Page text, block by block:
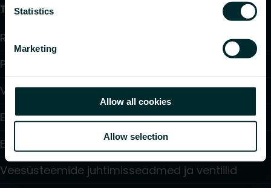
Statistics
Marketing
Allow all cookies
Allow selection
Tooted
Radiaatorid ja vannitoaradiaatorid
Põrandaküte ja jahutus
Ventilaatoriga konvektorid
Elektriküte
Elektroonilised juhtimisseadmed
Veesüsteemide juhtimisseadmed ja ventiilid